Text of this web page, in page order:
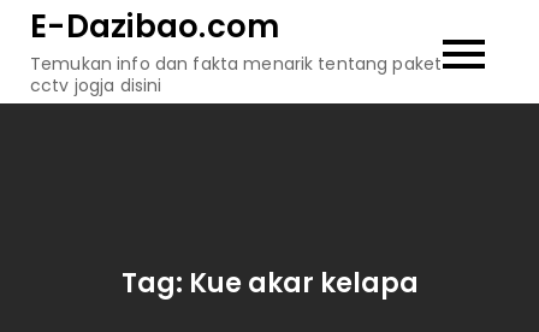
content
E-Dazibao.com
Temukan info dan fakta menarik tentang paket
cctv jogja disini
Tag: Kue akar kelapa